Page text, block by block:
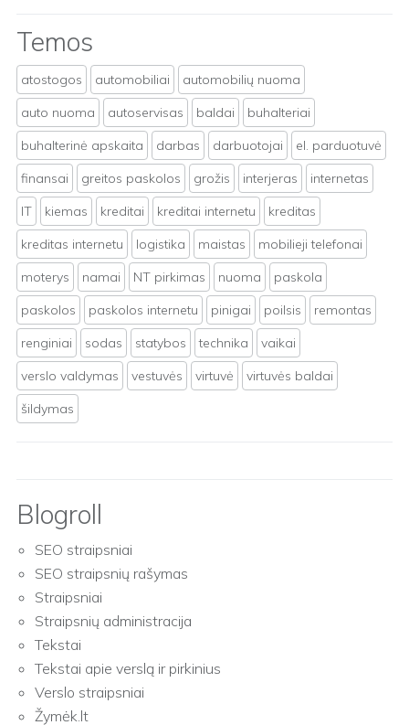
Temos
atostogos automobiliai
automobilių nuoma
auto nuoma
autoservisas baldai
buhalteriai
buhalterinė apskaita
darbas darbuotojai
el. parduotuvė
finansai
greitos paskolos grožis interjeras
internetas
IT
kiemas kreditai kreditai internetu
kreditas
kreditas internetu
logistika maistas
mobilieji telefonai
moterys
namai NT pirkimas nuoma
paskola
paskolos
paskolos internetu pinigai poilsis
remontas
renginiai
sodas statybos technika
vaikai
verslo valdymas
vestuvės virtuvė
virtuvės baldai
šildymas
Blogroll
SEO straipsniai
SEO straipsnių rašymas
Straipsniai
Straipsnių administracija
Tekstai
Tekstai apie verslą ir pirkinius
Verslo straipsniai
Žymėk.lt